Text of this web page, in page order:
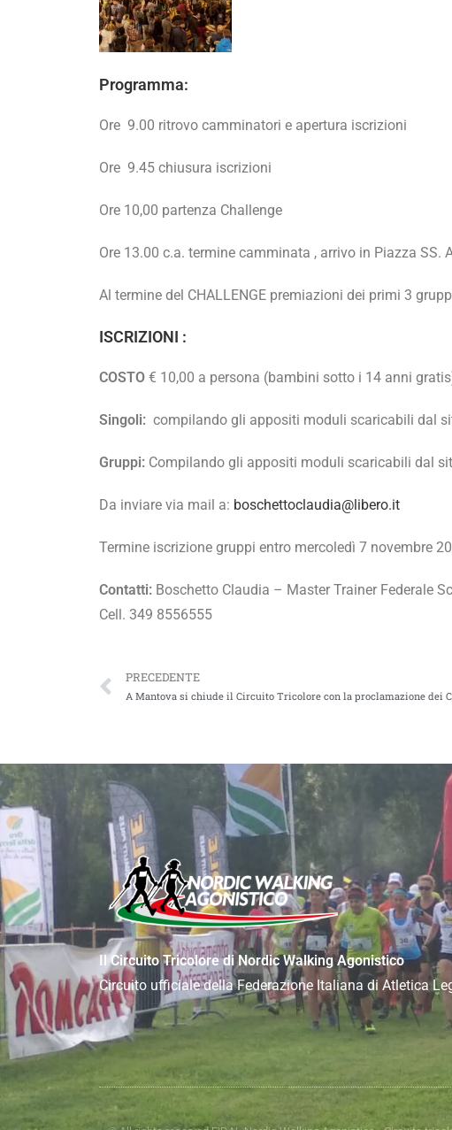
Programma:
Ore 9.00 ritrovo camminatori e apertura iscrizioni
Ore 9.45 chiusura iscrizioni
Ore 10,00 partenza Challenge
Ore 13.00 c.a. termine camminata , arrivo in Piazza SS.
Al termine del CHALLENGE premiazioni dei primi 3
ISCRIZIONI :
COSTO € 10,00 a persona (bambini sotto i 14 anni
Singoli: compilando gli appositi moduli scaricabili dal
Gruppi: Compilando gli appositi moduli scaricabili dal
Da inviare via mail a: boschettoclaudia@libero.it
Termine iscrizione gruppi entro mercoledì 7 novembre
Contatti: Boschetto Claudia – Master Trainer Federale
Cell. 349 8556555
PRECEDENTE
Il Circuito Tricolore di Nordic Walking Agonistico
Circuito ufficiale della Federazione Italiana di Atletica